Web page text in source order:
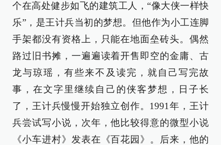
个在高处健步如飞的建筑工人，“像大侠一样快
乐”，是王计兵当初的梦想。但他作为小工连脚
手架都没有资格上，只能在地面垒砖头。偶然
路过旧书摊，一遍遍读着开售即空的金庸、古
龙与琼瑶，有些来不及读完，就自己写完故
事，在文字里继续自己的侠客梦想，日子长
了，王计兵慢慢开始独立创作。1991年，王计
兵尝试写小说，次年，他比较得意的微型小说
《小车进村》发表在《百花园》。后来，他的